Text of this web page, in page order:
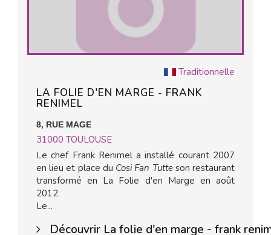
Traditionnelle
LA FOLIE D'EN MARGE - FRANK
RENIMEL
8, RUE MAGE
31000 TOULOUSE
Le chef Frank Renimel a installé courant 2007
en lieu et place du Cosi Fan Tutteson restaurant
transformé en La Folie d'en Marge en août
2012.
Le...
Découvrir La folie d'en marge - frank